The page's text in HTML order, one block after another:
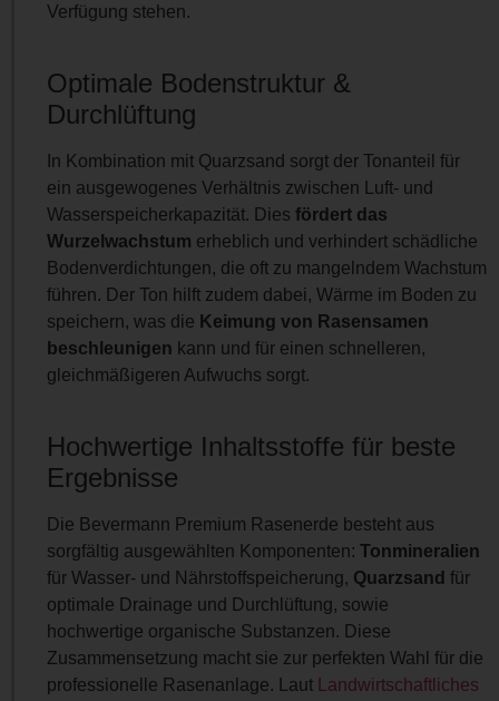
Verfügung stehen.
Optimale Bodenstruktur &
Durchlüftung
In Kombination mit Quarzsand sorgt der Tonanteil für
ein ausgewogenes Verhältnis zwischen Luft- und
Wasserspeicherkapazität. Dies fördert das
Wurzelwachstum erheblich und verhindert schädliche
Bodenverdichtungen, die oft zu mangelndem Wachstum
führen. Der Ton hilft zudem dabei, Wärme im Boden zu
speichern, was die Keimung von Rasensamen
beschleunigen kann und für einen schnelleren,
gleichmäßigeren Aufwuchs sorgt.
Hochwertige Inhaltsstoffe für beste
Ergebnisse
Die Bevermann Premium Rasenerde besteht aus
sorgfältig ausgewählten Komponenten: Tonmineralien
für Wasser- und Nährstoffspeicherung, Quarzsand für
optimale Drainage und Durchlüftung, sowie
hochwertige organische Substanzen. Diese
Zusammensetzung macht sie zur perfekten Wahl für die
professionelle Rasenanlage. Laut
Landwirtschaftliches